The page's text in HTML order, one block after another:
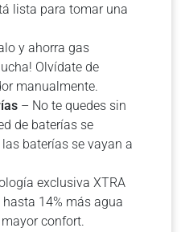
lista para tomar una
y ahorra gas
Olvídate de
manualmente.
– No te quedes sin
de baterías se
baterías se vayan a
exclusiva XTRA
hasta 14% más agua
confort.